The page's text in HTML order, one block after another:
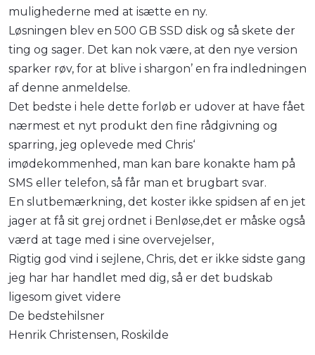
mulighederne med at isætte en ny.
Løsningen blev en 500 GB SSD disk og så skete der
ting og sager. Det kan nok være, at den nye version
sparker røv, for at blive i shargon’ en fra indledningen
af denne anmeldelse.
Det bedste i hele dette forløb er udover at have fået
nærmest et nyt produkt den fine rådgivning og
sparring, jeg oplevede med Chris‘
imødekommenhed, man kan bare konakte ham på
SMS eller telefon, så får man et brugbart svar.
En slutbemærkning, det koster ikke spidsen af en jet
jager at få sit grej ordnet i Benløse,det er måske også
værd at tage med i sine overvejelser,
Rigtig god vind i sejlene, Chris, det er ikke sidste gang
jeg har har handlet med dig, så er det budskab
ligesom givet videre
De bedstehilsner
Henrik Christensen, Roskilde